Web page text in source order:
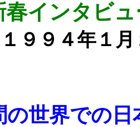
春インタビ
１９９４年１
の世界での